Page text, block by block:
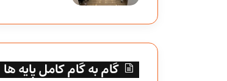
گام به گام کامل پایه ها